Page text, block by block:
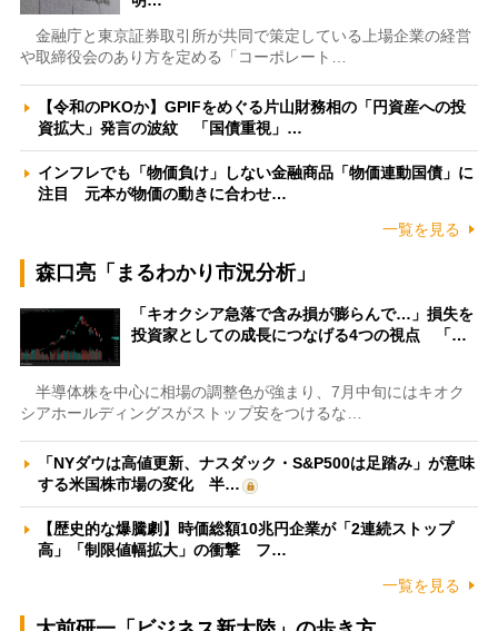
金融庁と東京証券取引所が共同で策定している上場企業の経営
や取締役会のあり方を定める「コーポレート…
【令和のPKOか】GPIFをめぐる片山財務相の「円資産への投
資拡大」発言の波紋 「国債重視」…
インフレでも「物価負け」しない金融商品「物価連動国債」に
注目 元本が物価の動きに合わせ…
一覧を見る
森口亮「まるわかり市況分析」
「キオクシア急落で含み損が膨らんで…」損失を
投資家としての成長につなげる4つの視点 「…
半導体株を中心に相場の調整色が強まり、7月中旬にはキオク
シアホールディングスがストップ安をつけるな…
「NYダウは高値更新、ナスダック・S&P500は足踏み」が意味
する米国株市場の変化 半…
【歴史的な爆騰劇】時価総額10兆円企業が「2連続ストップ
高」「制限値幅拡大」の衝撃 フ…
一覧を見る